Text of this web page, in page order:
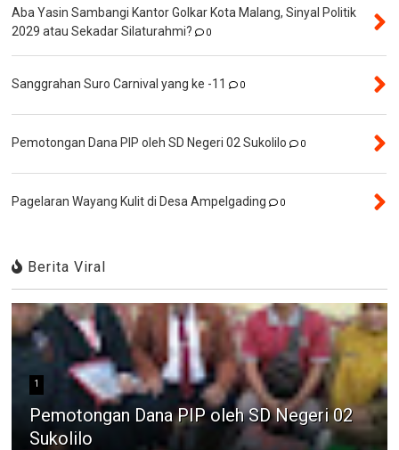
Aba Yasin Sambangi Kantor Golkar Kota Malang, Sinyal Politik
2029 atau Sekadar Silaturahmi?
0
Sanggrahan Suro Carnival yang ke -11 0
Pemotongan Dana PIP oleh SD Negeri 02 Sukolilo 0
Pagelaran Wayang Kulit di Desa Ampelgading 0
Berita Viral
1
Pemotongan Dana PIP oleh SD Negeri 02
Sukolilo